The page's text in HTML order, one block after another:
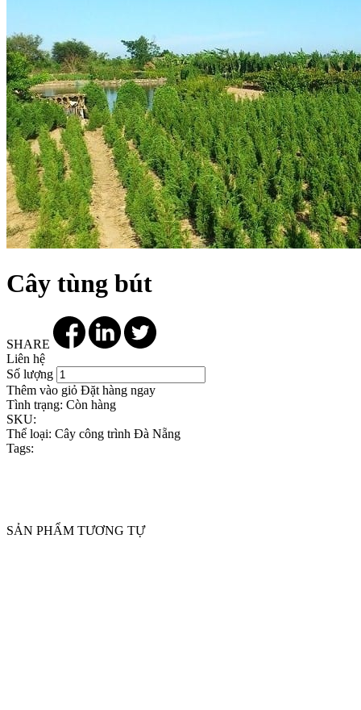
Cây tùng bút
SHARE
Liên hệ
Số lượng
Thêm vào giỏ Đặt hàng ngay
Tình trạng: Còn hàng
SKU:
Thể loại: Cây công trình Đà Nẵng
Tags:
SẢN PHẨM TƯƠNG TỰ